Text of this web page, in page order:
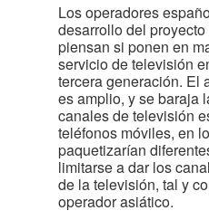
Los operadores
desarrollo del
piensan si ponen en
servicio de televisión
tercera generación. El
es amplio, y se baraja
canales de televisión
teléfonos móviles, en
paquetizarían
limitarse a dar los
de la televisión, tal y
operador asiático.